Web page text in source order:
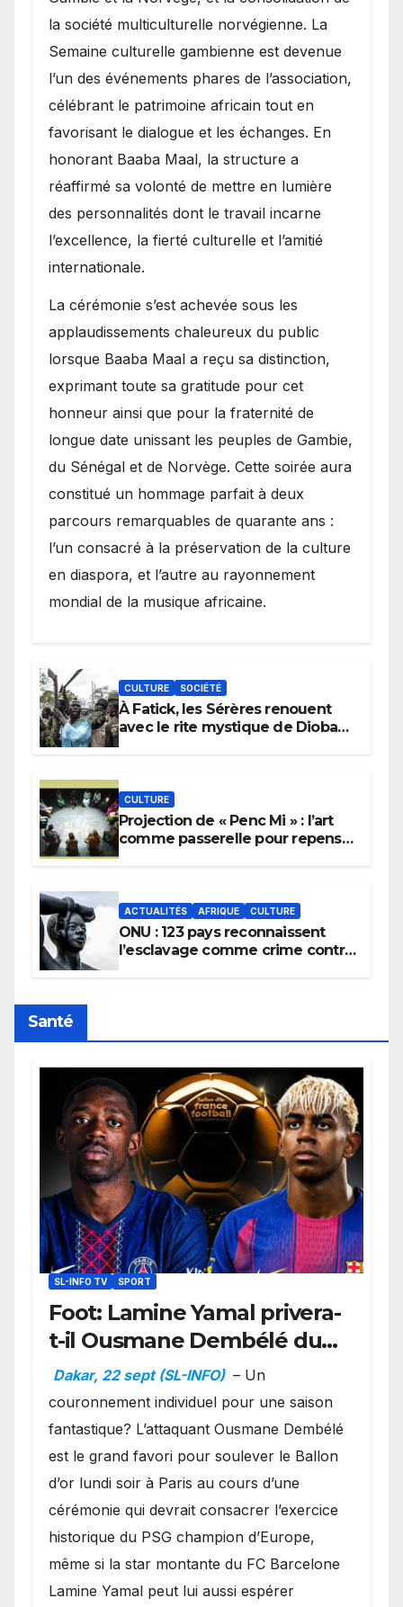
la société multiculturelle norvégienne. La
Semaine culturelle gambienne est devenue
l’un des événements phares de l’association,
célébrant le patrimoine africain tout en
favorisant le dialogue et les échanges. En
honorant Baaba Maal, la structure a
réaffirmé sa volonté de mettre en lumière
des personnalités dont le travail incarne
l’excellence, la fierté culturelle et l’amitié
internationale.
​La cérémonie s’est achevée sous les
applaudissements chaleureux du public
lorsque Baaba Maal a reçu sa distinction,
exprimant toute sa gratitude pour cet
honneur ainsi que pour la fraternité de
longue date unissant les peuples de Gambie,
du Sénégal et de Norvège. Cette soirée aura
constitué un hommage parfait à deux
parcours remarquables de quarante ans :
l’un consacré à la préservation de la culture
en diaspora, et l’autre au rayonnement
mondial de la musique africaine.
CULTURE SOCIÉTÉ
À Fatick, les Sérères renouent
avec le rite mystique de Diobaye
CULTURE
Projection de « Penc Mi » : l’art
comme passerelle pour repenser
ACTUALITÉS AFRIQUE CULTURE
ONU : 123 pays reconnaissent
l’esclavage comme crime contre
Santé
SL-INFO TV SPORT
Foot: Lamine Yamal privera-
t-il Ousmane Dembélé du
Ballon d’or ?
Dakar, 22 sept (SL-INFO) – Un
couronnement individuel pour une saison
fantastique? L’attaquant Ousmane Dembélé
est le grand favori pour soulever le Ballon
d’or lundi soir à Paris au cours d’une
cérémonie qui devrait consacrer l’exercice
historique du PSG champion d’Europe,
même si la star montante du FC Barcelone
Lamine Yamal peut lui aussi espérer